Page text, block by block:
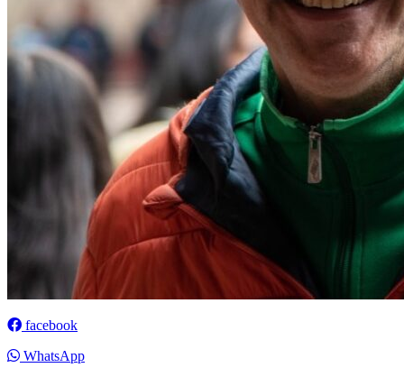
facebook
WhatsApp